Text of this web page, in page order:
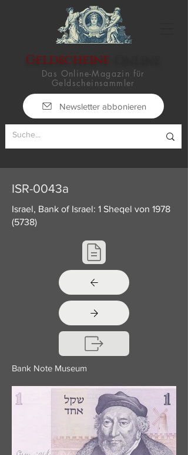
Geldscheine
Das Online-Magazin für
Geldscheinsammler
Newsletter abbonieren
ISR-0043a
Israel, Bank of Israel: 1 Sheqel von 1978
(5738)
Bank Note Museum